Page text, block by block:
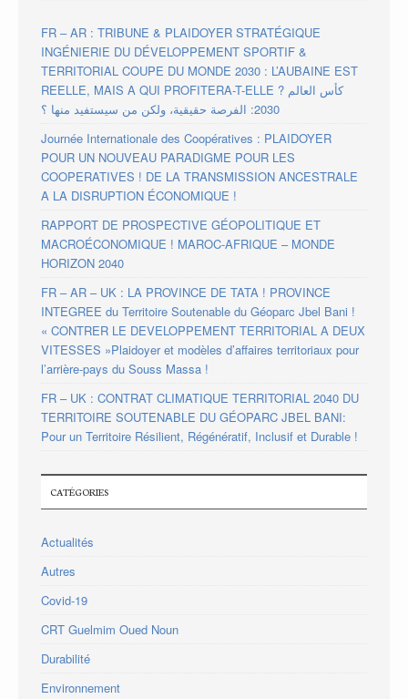
FR – AR : TRIBUNE & PLAIDOYER STRATÉGIQUE
INGÉNIERIE DU DÉVELOPPEMENT SPORTIF &
TERRITORIAL COUPE DU MONDE 2030 : L’AUBAINE EST
REELLE, MAIS A QUI PROFITERA-T-ELLE ? كأس العالم
2030: الفرصة حقيقية، ولكن من سيستفيد منها ؟
Journée Internationale des Coopératives : PLAIDOYER
POUR UN NOUVEAU PARADIGME POUR LES
COOPERATIVES ! DE LA TRANSMISSION ANCESTRALE
A LA DISRUPTION ÉCONOMIQUE !
RAPPORT DE PROSPECTIVE GÉOPOLITIQUE ET
MACROÉCONOMIQUE ! MAROC-AFRIQUE – MONDE
HORIZON 2040
FR – AR – UK : LA PROVINCE DE TATA ! PROVINCE
INTEGREE du Territoire Soutenable du Géoparc Jbel Bani !
« CONTRER LE DEVELOPPEMENT TERRITORIAL A DEUX
VITESSES »Plaidoyer et modèles d’affaires territoriaux pour
l’arrière-pays du Souss Massa !
FR – UK : CONTRAT CLIMATIQUE TERRITORIAL 2040 DU
TERRITOIRE SOUTENABLE DU GÉOPARC JBEL BANI:
Pour un Territoire Résilient, Régénératif, Inclusif et Durable !
CATÉGORIES
Actualités
Autres
Covid-19
CRT Guelmim Oued Noun
Durabilité
Environnement